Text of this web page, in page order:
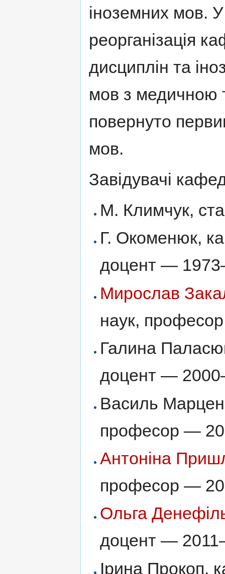
іноземних мов.
реорганізація
дисциплін та
мов з медичною
повернуто
мов.
Завідувачі
М. Климчук,
Г. Окоменюк,
доцент —
Мирослав
наук,
Галина
доцент —
Василь
професор —
Антоніна
професор —
Ольга
доцент —
Ірина Прокоп,